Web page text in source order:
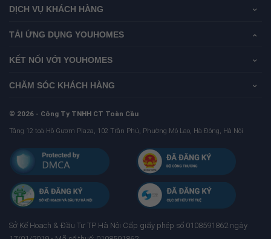
DỊCH VỤ KHÁCH HÀNG
TẢI ỨNG DỤNG YOUHOMES
KẾT NỐI VỚI YOUHOMES
CHĂM SÓC KHÁCH HÀNG
© 2026 - Công Ty TNHH CT Toàn Cầu
Tầng 12 toà Hồ Gươm Plaza, 102 Trần Phú, Phường Mộ Lao, Hà Đông, Hà Nội
Sở Kế Hoạch & Ðầu Tư TP Hà Nội Cấp giấy phép số 0108591862 ngày